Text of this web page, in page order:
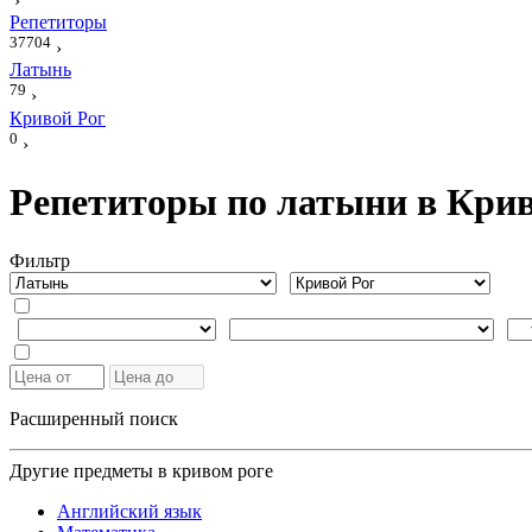
Репетиторы
37704 ›
Латынь
79 ›
Кривой Рог
0 ›
Репетиторы по латыни в
Фильтр
Расширенный поиск
Другие предметы в кривом роге
Английский язык